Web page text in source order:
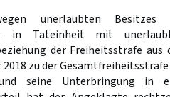
unerlaubten Besitzes
in Tateinheit mit
der Freiheitsstrafe aus
zu der
seine Unterbringung in